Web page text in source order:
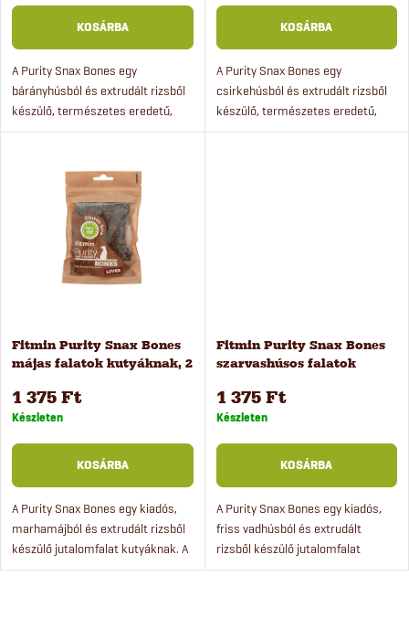
r
e
n
s
e
k
l
i
a
KOSÁRBA
A Purity Snax Bones egy
bárányhúsból és extrudált rizsből
készülő, természetes eredetű,
ropogós jutalomfalat kutyáknak.
hipoallergén kutyaeledel friss...
KOSÁRBA
A Purity Snax Bones egy
csirkehúsból és extrudált rizsből
készülő, természetes eredetű,
ropogós jutalomfalat kutyáknak.
Fitmin Purity Snax Bones
májas falatok kutyáknak, 2
1 375 Ft
Készleten
KOSÁRBA
A Purity Snax Bones egy kiadós,
marhamájból és extrudált rizsből
készülő jutalomfalat kutyáknak. A
felnőtt kutyáknak szánt csemege
Fitmin Purity Snax Bones
szarvashúsos falatok
1 375 Ft
Készleten
KOSÁRBA
A Purity Snax Bones egy kiadós,
friss vadhúsból és extrudált
rizsből készülő jutalomfalat
kutyáknak. A csont alakú, friss